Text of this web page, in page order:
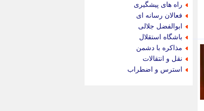
راه های پیشگیری
فعالان رسانه ای
ابوالفضل جلالی
باشگاه استقلال
مذاکره با دشمن
نقل و انتقالات
استرس و اضطراب